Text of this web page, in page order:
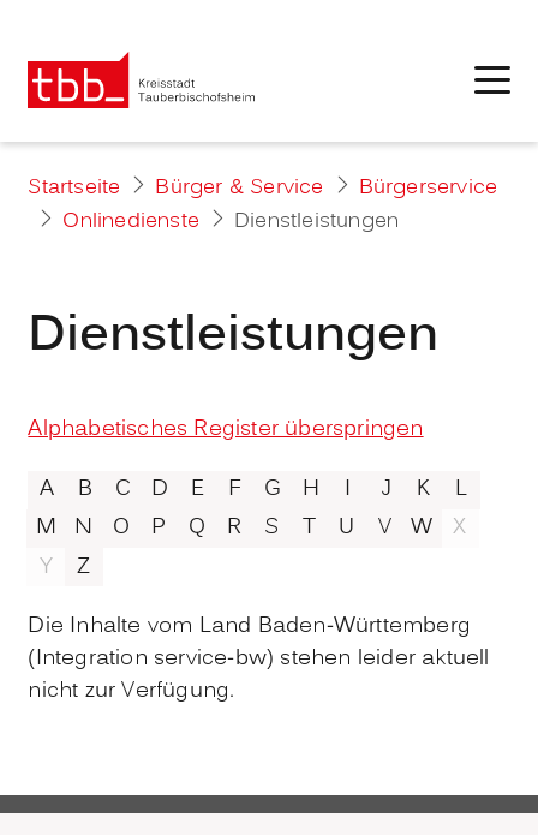
Startseite Bürger & Service
Bürgerservice
Onlinedienste
Dienstleistungen
Dienstleistungen
Alphabetisches Register überspringen
A
B C D E F G H I J K
L
M
N O P Q R S T U V W
X
Y
Z
Die Inhalte vom Land Baden-Württemberg
(Integration service-bw) stehen leider aktuell
nicht zur Verfügung.